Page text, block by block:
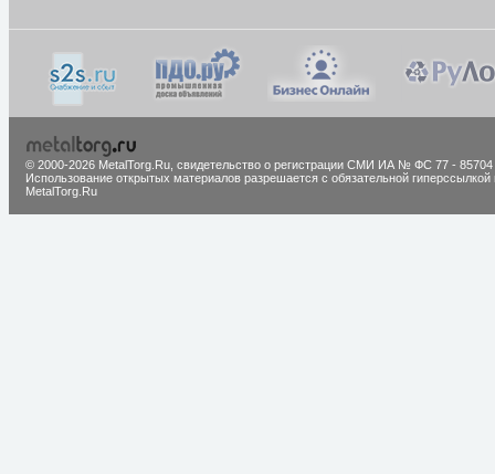
© 2000-2026 MetalTorg.Ru, cвидетельство о регистрации СМИ ИА № ФС 77 - 85704
Использование открытых материалов разрешается с обязательной гиперссылкой
MetalTorg.Ru